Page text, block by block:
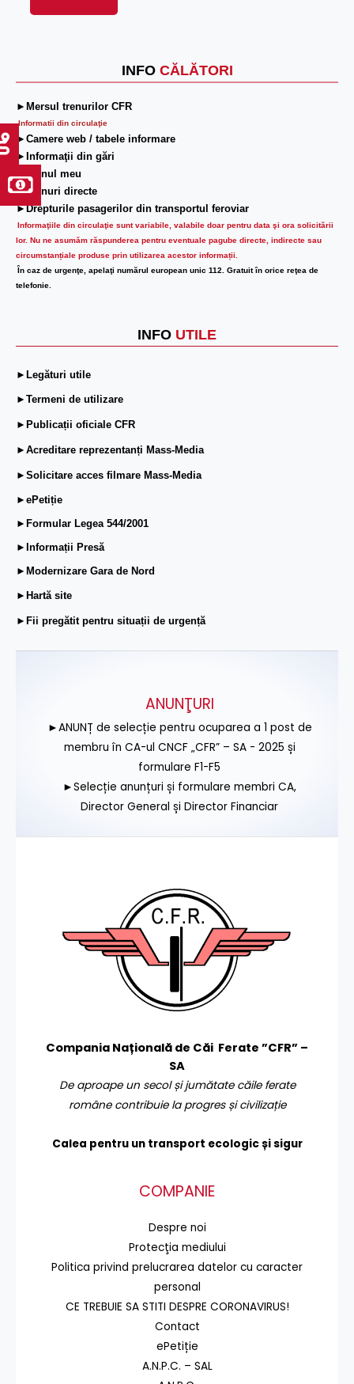
INFO CĂLĂTORI
►Mersul trenurilor CFR
Informatii din circulaţie
►Camere web / tabele informare
►Informaţii din gări
►Trenul meu
►Trenuri directe
►Drepturile pasagerilor din transportul feroviar
Informaţiile din circulaţie sunt variabile, valabile doar pentru data şi ora solicitării
lor. Nu ne asumăm răspunderea pentru eventuale pagube directe, indirecte sau
circumstanțiale produse prin utilizarea acestor informații.
În caz de urgenţe, apelaţi numărul european unic 112. Gratuit în orice reţea de
telefonie.
INFO UTILE
►Legături utile
►Termeni de utilizare
►Publicații oficiale CFR
►Acreditare reprezentanți Mass-Media
►Solicitare acces filmare Mass-Media
►ePetiție
►Formular Legea 544/2001
►Informații Presă
►Modernizare Gara de Nord
►Hartă site
►Fii pregătit pentru situații de urgență
e
r
n
a
t
i
v
e
:
ANUNŢURI
►ANUNȚ de selecție pentru ocuparea a 1 post de
membru în CA-ul CNCF „CFR” – SA - 2025 și
formulare F1-F5
►Selecție anunțuri și formulare membri CA,
Director General și Director Financiar
Compania Națională de Căi Ferate ”CFR” –
SA
De aproape un secol și jumătate căile ferate
române contribuie la progres și civilizație
Calea pentru un transport ecologic și sigur
COMPANIE
Despre noi
Protecţia mediului
Politica privind prelucrarea datelor cu caracter
personal
CE TREBUIE SA STITI DESPRE CORONAVIRUS!
Contact
ePetiție
A.N.P.C. – SAL